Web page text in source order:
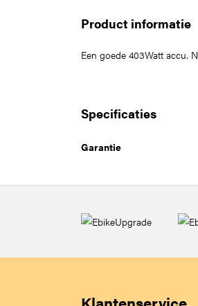
Product informatie
Een goede 403Watt accu.
Specificaties
Garantie